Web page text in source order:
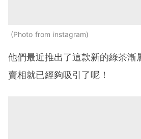
Photo from instagram
他們最近推出了這款新的綠茶漸
賣相就已經夠吸引了呢！